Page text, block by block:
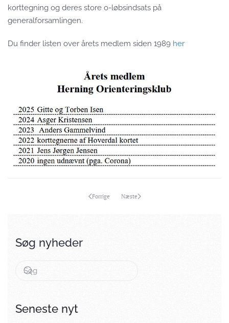
korttegning og deres store o-løbsindsats på
generalforsamlingen.
Du finder listen over årets medlem siden 1989 her
Forrige Næste
Søg nyheder
Seneste nyt